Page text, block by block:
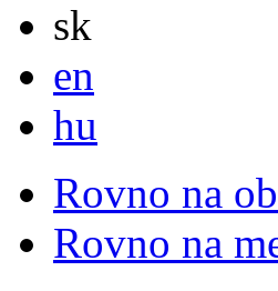
sk
en
hu
Rovno na
Rovno na